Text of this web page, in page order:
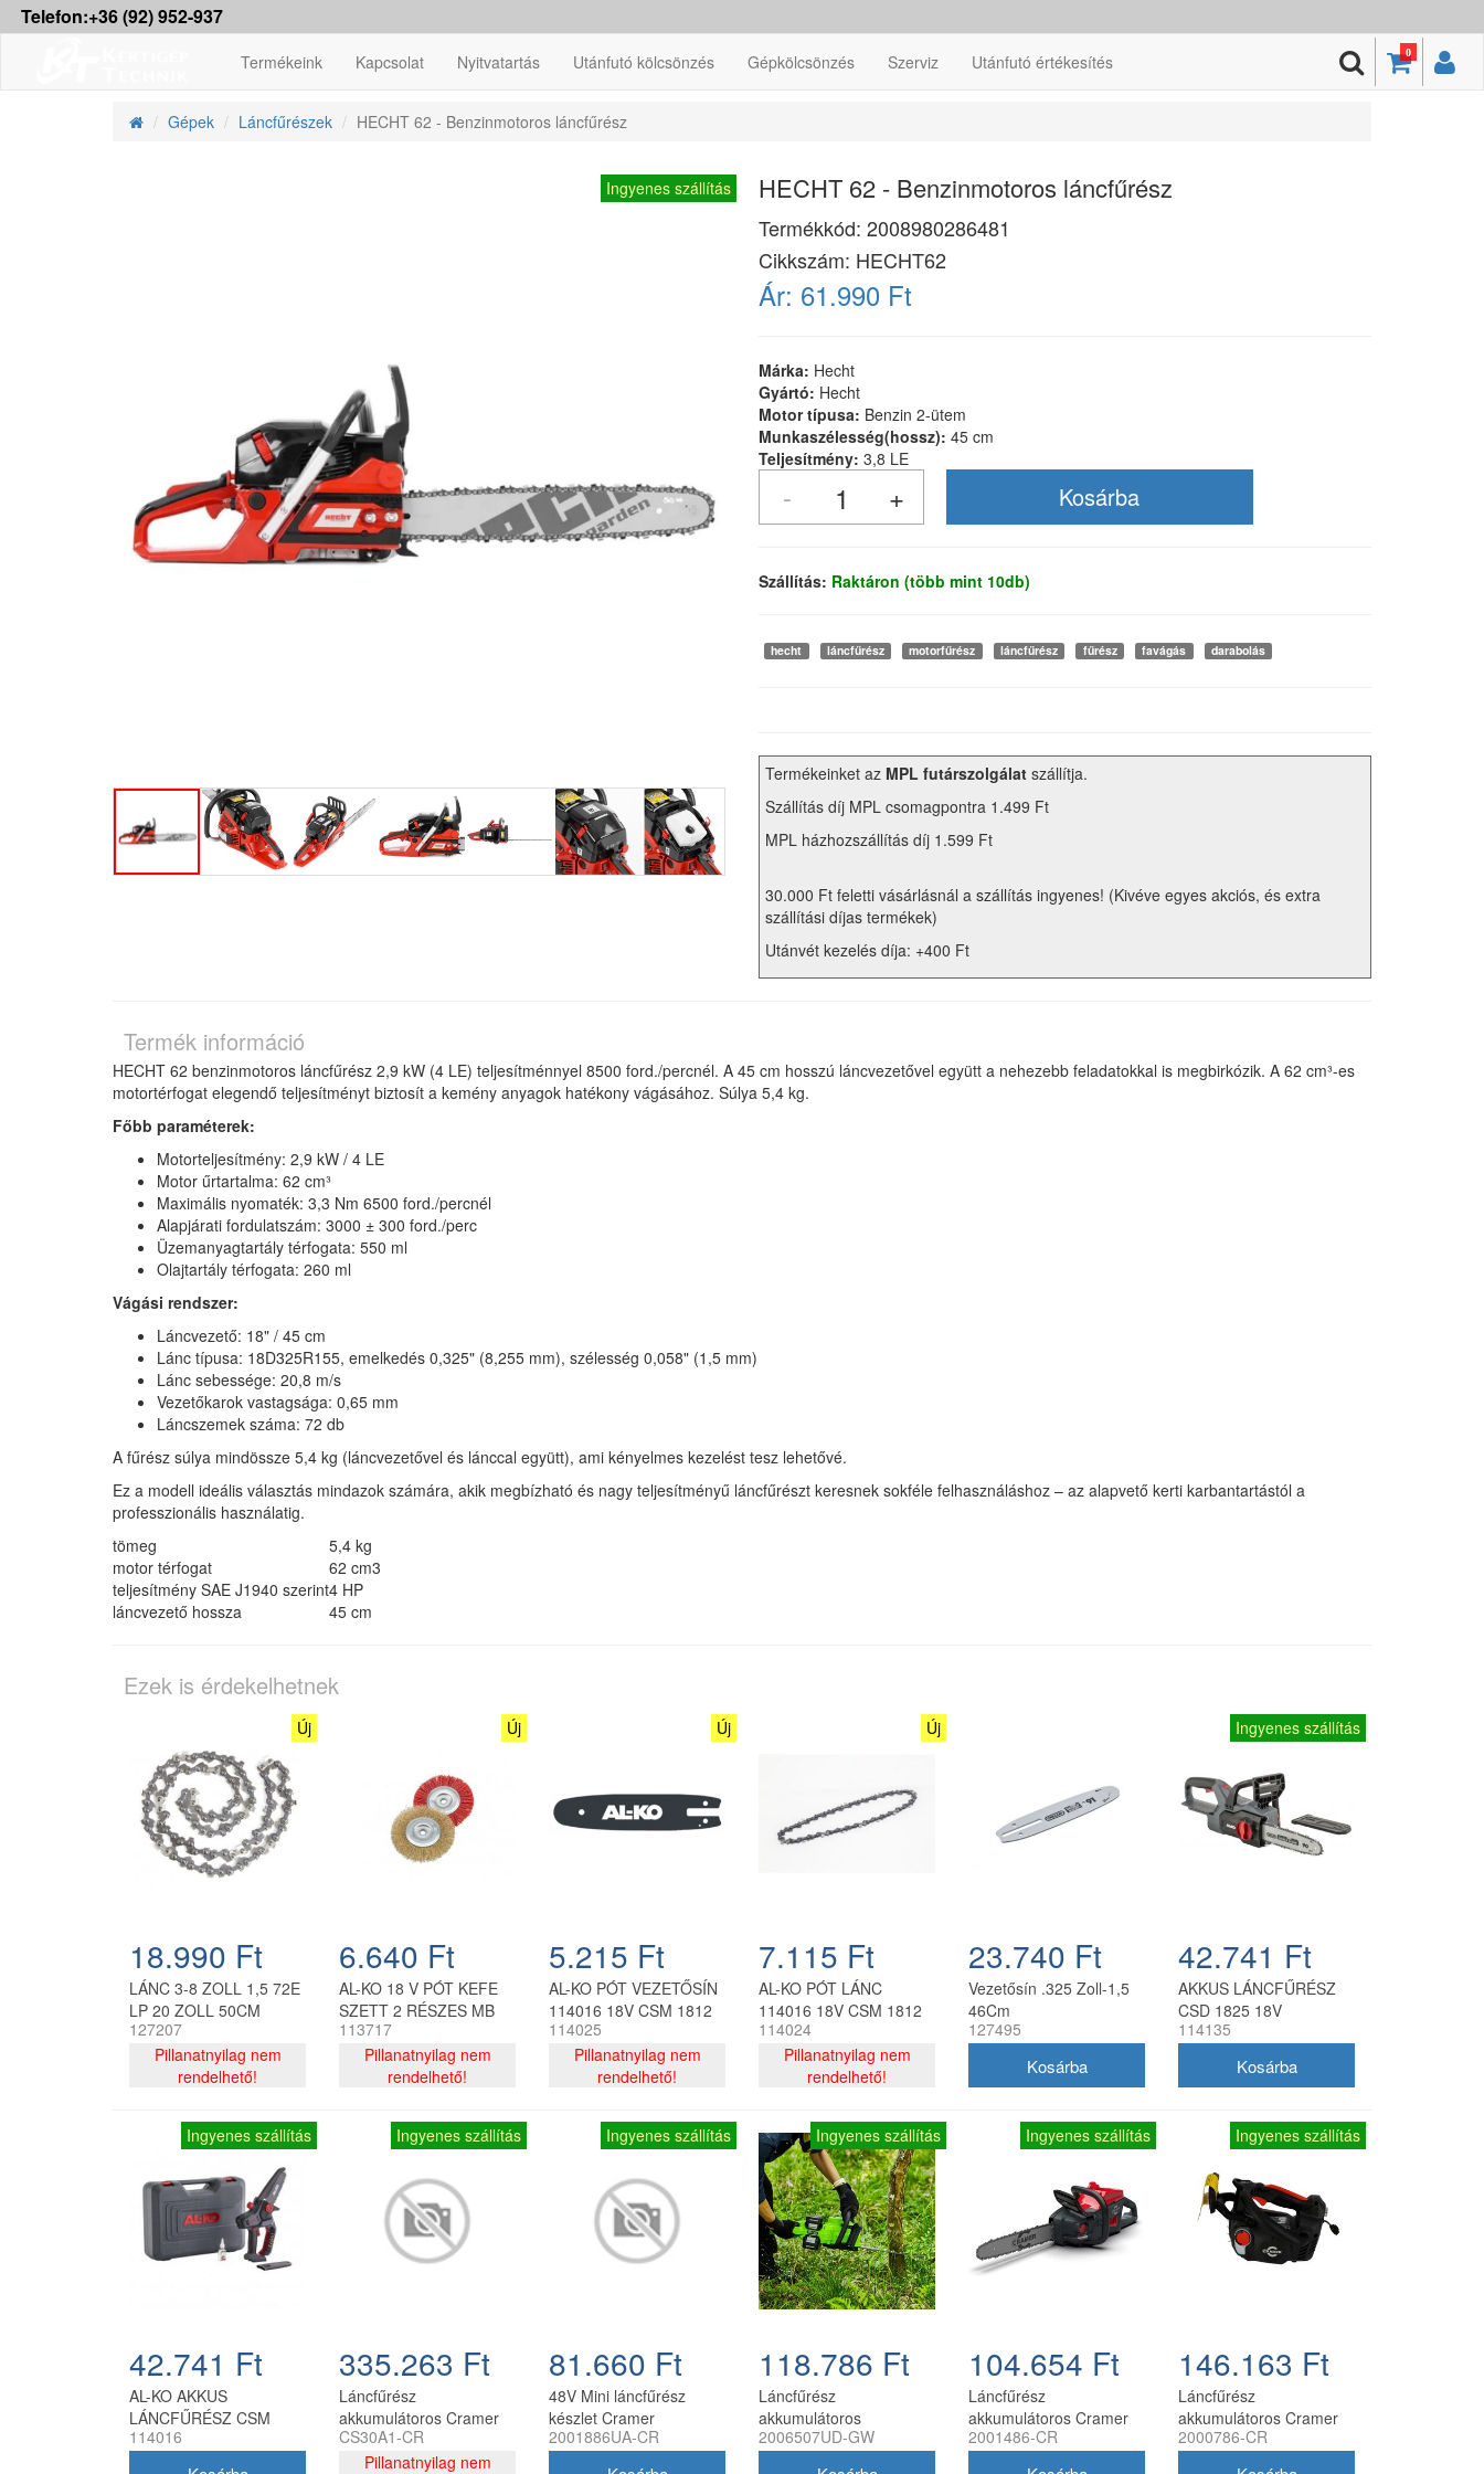
Telefon:+36 (92) 952-937
0
Termékeink Kapcsolat Nyitvatartás Utánfutó kölcsönzés Gépkölcsönzés Szerviz Utánfutó értékesítés
Gépek Láncfűrészek HECHT 62 - Benzinmotoros láncfűrész
Ingyenes szállítás HECHT 62 - Benzinmotoros láncfűrész
Termékkód: 2008980286481
Cikkszám: HECHT62
Ár: 61.990 Ft
Márka: Hecht
Gyártó: Hecht
Motor típusa: Benzin 2-ütem
Munkaszélesség(hossz): 45 cm
Teljesítmény: 3,8 LE
Szállítás: Raktáron (több mint 10db)
hecht láncfűrész motorfűrész láncfűrész fűrész favágás darabolás
Termékeinket az MPL futárszolgálat szállítja.
Szállítás díj MPL csomagpontra 1.499 Ft
MPL házhozszállítás díj 1.599 Ft
30.000 Ft feletti vásárlásnál a szállítás ingyenes! (Kivéve egyes akciós, és extra
szállítási díjas termékek)
Utánvét kezelés díja: +400 Ft
Termék információ
HECHT 62 benzinmotoros láncfűrész 2,9 kW (4 LE) teljesítménnyel 8500 ford./percnél. A 45 cm hosszú láncvezetővel együtt a nehezebb feladatokkal is megbirkózik. A 62 cm³-es
motortérfogat elegendő teljesítményt biztosít a kemény anyagok hatékony vágásához. Súlya 5,4 kg.
Főbb paraméterek:
Motorteljesítmény: 2,9 kW / 4 LE
Motor űrtartalma: 62 cm³
Maximális nyomaték: 3,3 Nm 6500 ford./percnél
Alapjárati fordulatszám: 3000 ± 300 ford./perc
Üzemanyagtartály térfogata: 550 ml
Olajtartály térfogata: 260 ml
Vágási rendszer:
Láncvezető: 18" / 45 cm
Lánc típusa: 18D325R155, emelkedés 0,325" (8,255 mm), szélesség 0,058" (1,5 mm)
Lánc sebessége: 20,8 m/s
Vezetőkarok vastagsága: 0,65 mm
Láncszemek száma: 72 db
A fűrész súlya mindössze 5,4 kg (láncvezetővel és lánccal együtt), ami kényelmes kezelést tesz lehetővé.
Ez a modell ideális választás mindazok számára, akik megbízható és nagy teljesítményű láncfűrészt keresnek sokféle felhasználáshoz – az alapvető kerti karbantartástól a
professzionális használatig.
tömeg
5,4 kg
motor térfogat
62 cm3
teljesítmény SAE J1940 szerint4 HP
láncvezető hossza
45 cm
Ezek is érdekelhetnek
Új
18.990 Ft
LÁNC 3-8 ZOLL 1,5 72E
LP 20 ZOLL 50CM
127207
Pillanatnyilag nem
rendelhető!
Új
6.640 Ft
AL-KO 18 V PÓT KEFE
SZETT 2 RÉSZES MB
2010
113717
Pillanatnyilag nem
rendelhető!
Új
5.215 Ft
AL-KO PÓT VEZETŐSÍN
114016 18V CSM 1812
114025
Pillanatnyilag nem
rendelhető!
Új
7.115 Ft
AL-KO PÓT LÁNC
114016 18V CSM 1812
114024
Pillanatnyilag nem
rendelhető!
23.740 Ft
Vezetősín .325 Zoll-1,5
46Cm
127495
Ingyenes szállítás
42.741 Ft
AKKUS LÁNCFŰRÉSZ
CSD 1825 18V
114135
Ingyenes szállítás
42.741 Ft
AL-KO AKKUS
LÁNCFŰRÉSZ CSM
1815
114016
Ingyenes szállítás
335.263 Ft
Láncfűrész
akkumulátoros Cramer
CS30
CS30A1-CR
Pillanatnyilag nem
Ingyenes szállítás
81.660 Ft
48V Mini láncfűrész
készlet Cramer
48MCSXK2 2ah
2001886UA-CR
Ingyenes szállítás
118.786 Ft
Láncfűrész
akkumulátoros
Greenworks
2006507UD-GW
Ingyenes szállítás
104.654 Ft
Láncfűrész
akkumulátoros Cramer
82CS27 82 v, 2.7 kw,
2001486-CR
Ingyenes szállítás
146.163 Ft
Láncfűrész
akkumulátoros Cramer
82TCS15 82v, profi
2000786-CR